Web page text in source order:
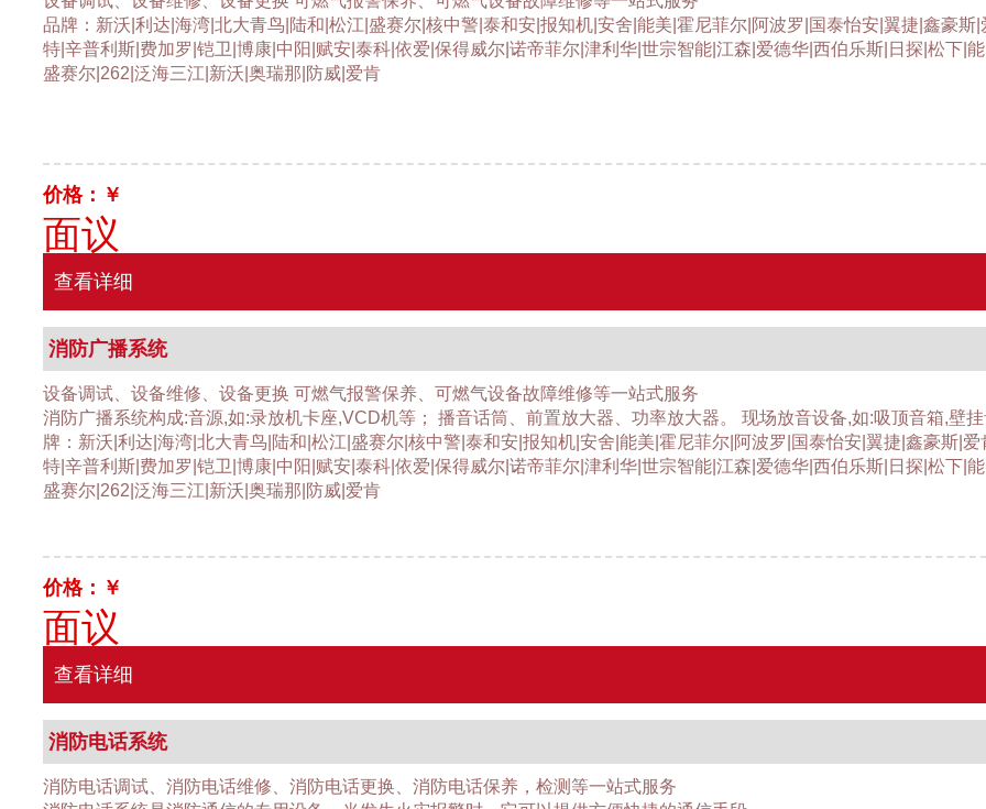
品牌：新沃|利达|海湾|北大青鸟|陆和|松江|盛赛尔|核中警|泰和安|报知机|安舍|能美|霍尼菲尔|阿波罗|国泰怡安|翼捷|鑫豪斯|
特|辛普利斯|费加罗|铠卫|博康|中阳|赋安|泰科|依爱|保得威尔|诺帝菲尔|津利华|世宗智能|江森|爱德华|西伯乐斯|日探|松下|
盛赛尔|262|泛海三江|新沃|奥瑞那|防威|爱肯
价格：￥
面议
查看详细
消防广播系统
设备调试、设备维修、设备更换 可燃气报警保养、可燃气设备故障维修等一站式服务
消防广播系统构成:音源,如:录放机卡座,VCD机等； 播音话筒、前置放大器、功率放大器。 现场放音设备,如:吸顶音箱,壁
牌：新沃|利达|海湾|北大青鸟|陆和|松江|盛赛尔|核中警|泰和安|报知机|安舍|能美|霍尼菲尔|阿波罗|国泰怡安|翼捷|鑫豪斯|爱
特|辛普利斯|费加罗|铠卫|博康|中阳|赋安|泰科|依爱|保得威尔|诺帝菲尔|津利华|世宗智能|江森|爱德华|西伯乐斯|日探|松下|
盛赛尔|262|泛海三江|新沃|奥瑞那|防威|爱肯
价格：￥
面议
查看详细
消防电话系统
消防电话调试、消防电话维修、消防电话更换、消防电话保养，检测等一站式服务